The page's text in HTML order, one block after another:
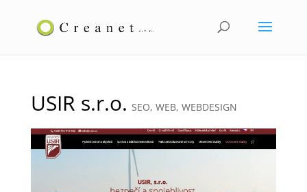
USIR s.r.o. SEO, WEB, WEBDESIGN